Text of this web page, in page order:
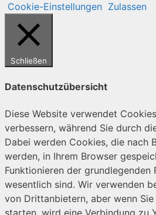
Cookie-Einstellungen Zulassen
Schließen
Datenschutzübersicht
Diese Website verwendet
verbessern, während Sie durch
Dabei werden Cookies, die nach
werden, in Ihrem Browser
Funktionieren der grundlegenden
wesentlich sind. Wir verwenden
von Drittanbietern, aber wenn
starten, wird eine Verbindung zu